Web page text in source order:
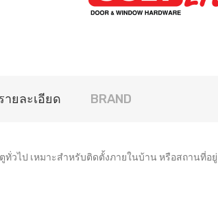
ายละเอียด BRAND
วไป เหมาะสำหรับติดตั้งภายในบ้าน หรือสถานที่อ